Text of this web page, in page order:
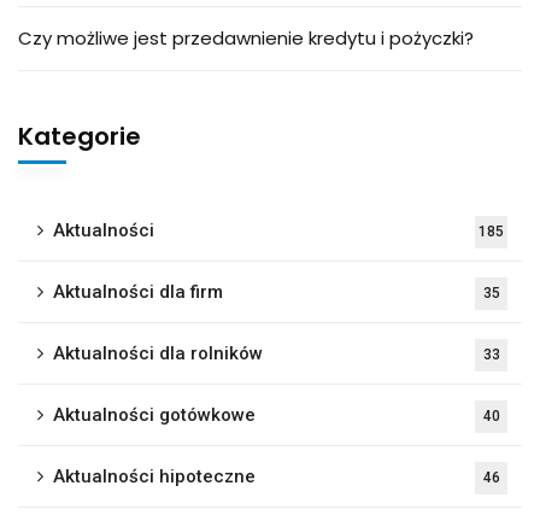
Czy możliwe jest przedawnienie kredytu i pożyczki?
Kategorie
Aktualności 185
Aktualności dla firm 35
Aktualności dla rolników 33
Aktualności gotówkowe 40
Aktualności hipoteczne 46